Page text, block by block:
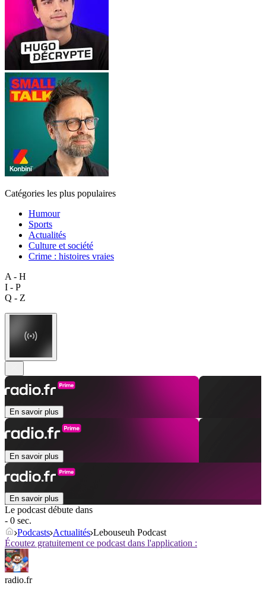
Catégories les plus populaires
Humour
Sports
Actualités
Culture et société
Crime : histoires vraies
A - H
I - P
Q - Z
En savoir plus
En savoir plus
En savoir plus
Le podcast débute dans
- 0 sec.
Podcasts Actualités Lebouseuh Podcast
Écoutez gratuitement ce podcast dans l'application :
radio.fr